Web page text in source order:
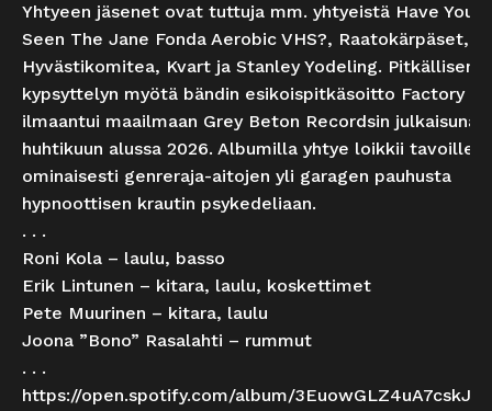
Yhtyeen jäsenet ovat tuttuja mm. yhtyeistä Have You
Seen The Jane Fonda Aerobic VHS?, Raatokärpäset,
Hyvästikomitea, Kvart ja Stanley Yodeling. Pitkällisen
kypsyttelyn myötä bändin esikoispitkäsoitto Factory
ilmaantui maailmaan Grey Beton Recordsin julkaisuna
huhtikuun alussa 2026. Albumilla yhtye loikkii
ominaisesti genreraja-aitojen yli garagen pauhusta
hypnoottisen krautin psykedeliaan.
. . .
Roni Kola – laulu, basso
Erik Lintunen – kitara, laulu, koskettimet
Pete Muurinen – kitara, laulu
Joona ”Bono” Rasalahti – rummut
. . .
https://open.spotify.com/album/